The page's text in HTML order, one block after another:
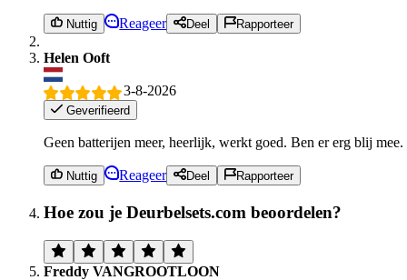
Nuttig Reageer Deel Rapporteer
Helen Ooft
3-8-2026
Geverifieerd
Geen batterijen meer, heerlijk, werkt goed. Ben er erg blij mee.
Nuttig Reageer Deel Rapporteer
Hoe zou je Deurbelsets.com beoordelen?
Freddy VANGROOTLOON